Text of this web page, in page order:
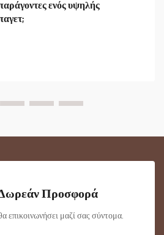
ενός υψηλής
Προσφορά
επικοινωνήσει μαζί σας σύντομα.